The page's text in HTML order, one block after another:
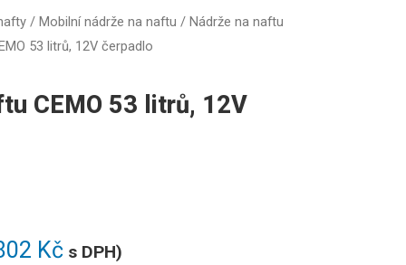
/ Mobilní nádrže na naftu / Nádrže na naftu
53 litrů, 12V čerpadlo
CEMO 53 litrů, 12V
Kčs DPH)